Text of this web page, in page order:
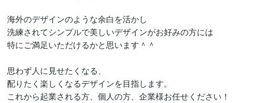
海外のデザインのような余白を活かし
洗練されてシンプルで美しいデザインがお好みの方には
特にご満足いただけるかと思います＾＾
思わず人に見せたくなる、
配りたく楽しくなるデザインを目指します。
これから起業される方、個人の方、企業様お任せください！